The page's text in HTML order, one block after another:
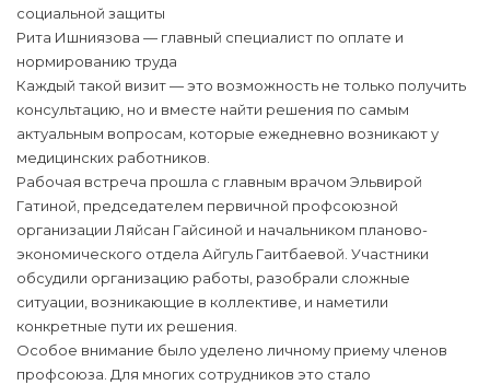
социальной защиты
Рита Ишниязова — главный специалист по оплате и
нормированию труда
Каждый такой визит — это возможность не только получить
консультацию, но и вместе найти решения по самым
актуальным вопросам, которые ежедневно возникают у
медицинских работников.
Рабочая встреча прошла с главным врачом Эльвирой
Гатиной, председателем первичной профсоюзной
организации Ляйсан Гайсиной и начальником планово-
экономического отдела Айгуль Гаитбаевой. Участники
обсудили организацию работы, разобрали сложные
ситуации, возникающие в коллективе, и наметили
конкретные пути их решения.
Особое внимание было уделено личному приему членов
профсоюза. Для многих сотрудников это стало